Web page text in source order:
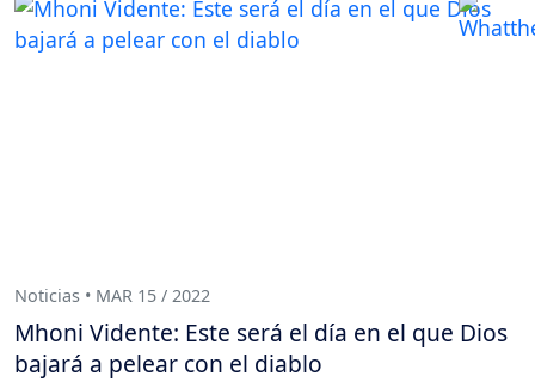
Noticias • MAR 15 / 2022
Mhoni Vidente: Este será el día en el que Dios
bajará a pelear con el diablo